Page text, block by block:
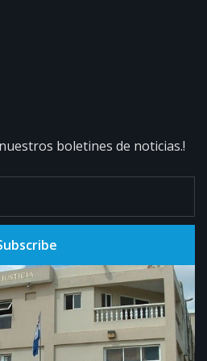
boletines de noticias.!